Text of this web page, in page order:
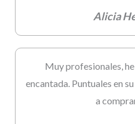
Alicia
Muy profesionales,
encantada. Puntuales en
a